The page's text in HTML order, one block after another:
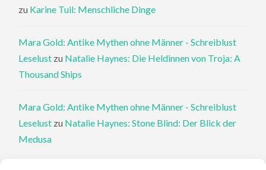
zu Karine Tuil: Menschliche Dinge
Mara Gold: Antike Mythen ohne Männer - Schreiblust
Leselust zu Natalie Haynes: Die Heldinnen von Troja: A
Thousand Ships
Mara Gold: Antike Mythen ohne Männer - Schreiblust
Leselust zu Natalie Haynes: Stone Blind: Der Blick der
Medusa